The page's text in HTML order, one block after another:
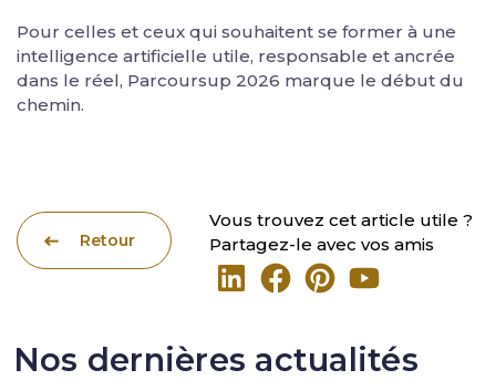
Pour celles et ceux qui souhaitent se former à une
intelligence artificielle utile, responsable et ancrée
dans le réel, Parcoursup 2026 marque le début du
chemin.
Retour
Vous trouvez cet article utile ?
Partagez-le avec vos amis
Nos dernières actualités